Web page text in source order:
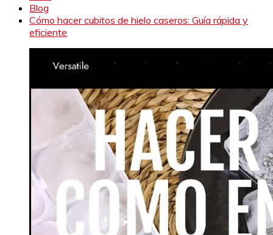
Blog
Cómo hacer cubitos de hielo caseros: Guía rápida y
eficiente